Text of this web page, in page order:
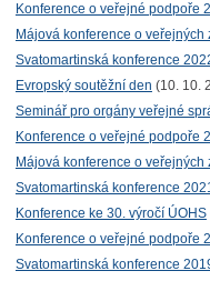
Konference o veřejné podpoře
Májová konference o veřejných
Svatomartinská konference
Evropský soutěžní den (10. 10.
Seminář pro orgány veřejné
Konference o veřejné podpoře
Májová konference o veřejných
Svatomartinská konference
Konference ke 30. výročí ÚOHS
Konference o veřejné podpoře
Svatomartinská konference